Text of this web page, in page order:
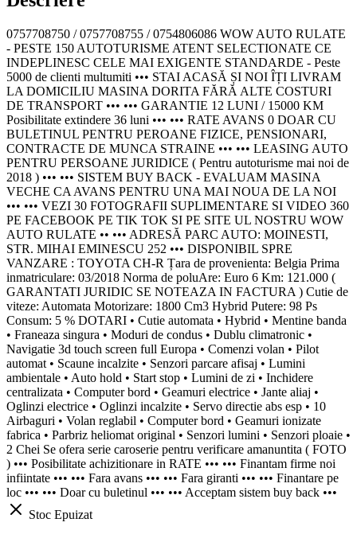
0757708750 / 0757708755 / 0754806086 WOW AUTO RULATE
- PESTE 150 AUTOTURISME ATENT SELECTIONATE CE
INDEPLINESC CELE MAI EXIGENTE STANDARDE - Peste
5000 de clienti multumiti ••• STAI ACASĂ ȘI NOI ÎȚI LIVRAM
LA DOMICILIU MASINA DORITA FĂRĂ ALTE COSTURI
DE TRANSPORT ••• ••• GARANTIE 12 LUNI / 15000 KM
Posibilitate extindere 36 luni ••• ••• RATE AVANS 0 DOAR CU
BULETINUL PENTRU PEROANE FIZICE, PENSIONARI,
CONTRACTE DE MUNCA STRAINE ••• ••• LEASING AUTO
PENTRU PERSOANE JURIDICE ( Pentru autoturisme mai noi de
2018 ) ••• ••• SISTEM BUY BACK - EVALUAM MASINA
VECHE CA AVANS PENTRU UNA MAI NOUA DE LA NOI
••• ••• VEZI 30 FOTOGRAFII SUPLIMENTARE SI VIDEO 360
PE FACEBOOK PE TIK TOK SI PE SITE UL NOSTRU WOW
AUTO RULATE •• ••• ADRESĂ PARC AUTO: MOINESTI,
STR. MIHAI EMINESCU 252 ••• DISPONIBIL SPRE
VANZARE : TOYOTA CH-R Țara de provenienta: Belgia Prima
inmatriculare: 03/2018 Norma de poluAre: Euro 6 Km: 121.000 (
GARANTATI JURIDIC SE NOTEAZA IN FACTURA ) Cutie de
viteze: Automata Motorizare: 1800 Cm3 Hybrid Putere: 98 Ps
Consum: 5 % DOTARI • Cutie automata • Hybrid • Mentine banda
• Franeaza singura • Moduri de condus • Dublu climatronic •
Navigatie 3d touch screen full Europa • Comenzi volan • Pilot
automat • Scaune incalzite • Senzori parcare afisaj • Lumini
ambientale • Auto hold • Start stop • Lumini de zi • Inchidere
centralizata • Computer bord • Geamuri electrice • Jante aliaj •
Oglinzi electrice • Oglinzi incalzite • Servo directie abs esp • 10
Airbaguri • Volan reglabil • Computer bord • Geamuri ionizate
fabrica • Parbriz heliomat original • Senzori lumini • Senzori ploaie •
2 Chei Se ofera serie caroserie pentru verificare amanuntita ( FOTO
) ••• Posibilitate achizitionare in RATE ••• ••• Finantam firme noi
infiintate ••• ••• Fara avans ••• ••• Fara giranti ••• ••• Finantare pe
loc ••• ••• Doar cu buletinul ••• ••• Acceptam sistem buy back •••
Stoc Epuizat